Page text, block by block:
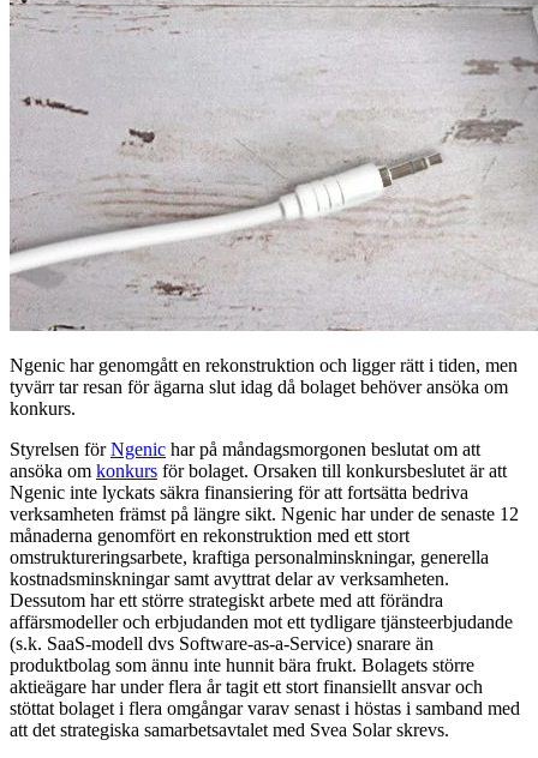
Ngenic har genomgått en rekonstruktion och ligger rätt i tiden, men
tyvärr tar resan för ägarna slut idag då bolaget behöver ansöka om
konkurs.
Styrelsen förNgenic har på måndagsmorgonen beslutat om att
ansöka om konkurs för bolaget. Orsaken till konkursbeslutet är att
Ngenic inte lyckats säkra finansiering för att fortsätta bedriva
verksamheten främst på längre sikt. Ngenic har under de senaste 12
månaderna genomfört en rekonstruktion med ett stort
omstruktureringsarbete, kraftiga personalminskningar, generella
kostnadsminskningar samt avyttrat delar av verksamheten.
Dessutom har ett större strategiskt arbete med att förändra
affärsmodeller och erbjudanden mot ett tydligare tjänsteerbjudande
(s.k. SaaS-modell dvs Software-as-a-Service) snarare än
produktbolag som ännu inte hunnit bära frukt. Bolagets större
aktieägare har under flera år tagit ett stort finansiellt ansvar och
stöttat bolaget i flera omgångar varav senast i höstas i samband med
att det strategiska samarbetsavtalet med Svea Solar skrevs.